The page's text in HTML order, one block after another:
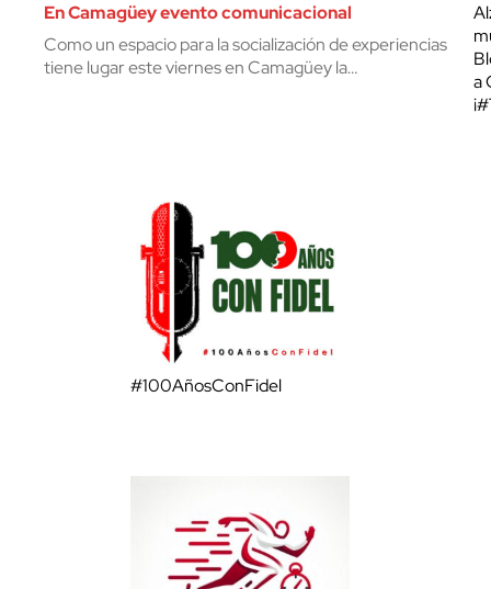
En Camagüey evento comunicacional
Como un espacio para la socialización de experiencias
tiene lugar este viernes en Camagüey la…
a
#100AñosConFidel